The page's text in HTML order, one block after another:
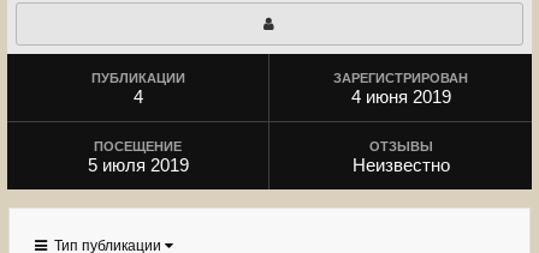
ПУБЛИКАЦИИ
4
ЗАРЕГИСТРИРОВАН
4 июня 2019
ПОСЕЩЕНИЕ
5 июля 2019
ОТЗЫВЫ
Неизвестно
Тип публикации